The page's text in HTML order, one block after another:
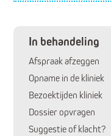
In behandeling
Afspraak afzeggen
Opname in de kliniek
Bezoektijden kliniek
Dossier opvragen
Suggestie of klacht?